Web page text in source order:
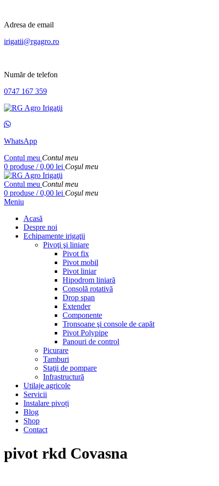
Adresa de email
irigatii@rgagro.ro
Număr de telefon
0747 167 359
WhatsApp
Contul meu Contul meu
0 produse / 0,00 lei Coşul meu
Contul meu Contul meu
0 produse / 0,00 lei Coşul meu
Meniu
Acasă
Despre noi
Echipamente irigaţii
Pivoţi şi liniare
Pivot fix
Pivot mobil
Pivot liniar
Hipodrom liniară
Consolă rotativă
Drop span
Extender
Componente
Tronsoane şi console de capăt
Pivot Polypipe
Panouri de control
Picurare
Tamburi
Staţii de pompare
Infrastructură
Utilaje agricole
Servicii
Instalare pivoți
Blog
Shop
Contact
pivot rkd Covasna